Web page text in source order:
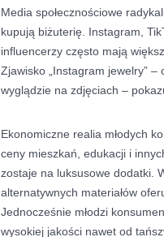
Media społecznościowe
kupują biżuterię. Instagram,
influencerzy często mają
Zjawisko „Instagram jewelry”
wyglądzie na zdjęciach –
Ekonomiczne realia młodych
ceny mieszkań, edukacji i
zostaje na luksusowe dodatki.
alternatywnych materiałów
Jednocześnie młodzi
wysokiej jakości nawet od